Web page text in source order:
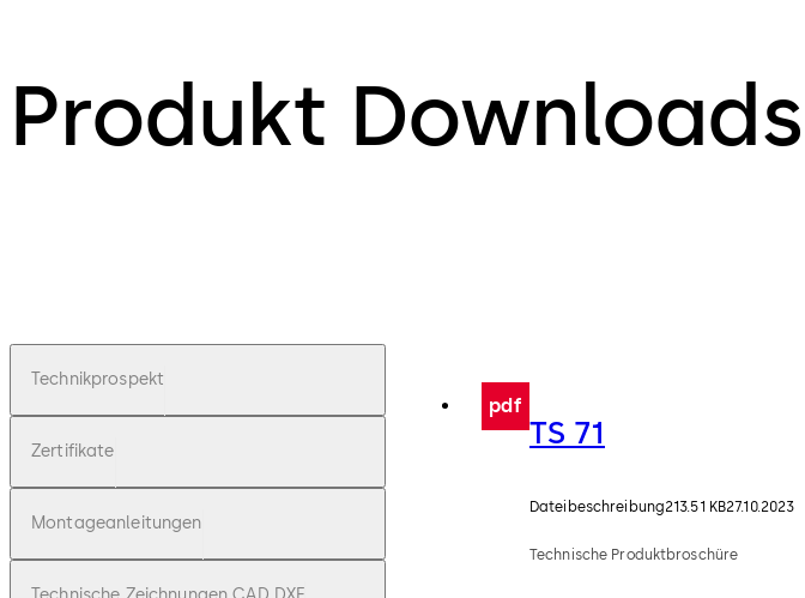
Produkt Downloads
Technikprospekt
Zertifikate
Montageanleitungen
pdf
TS 71
Dateibeschreibung213.51 KB27.10.2023
Technische Produktbroschüre